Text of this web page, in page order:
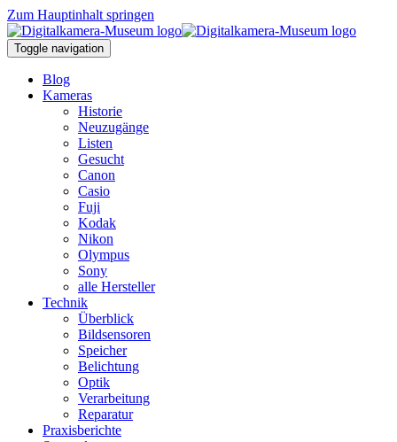
Zum Hauptinhalt springen
Toggle navigation
Blog
Kameras
Historie
Neuzugänge
Listen
Gesucht
Canon
Casio
Fuji
Kodak
Nikon
Olympus
Sony
alle Hersteller
Technik
Überblick
Bildsensoren
Speicher
Belichtung
Optik
Verarbeitung
Reparatur
Praxisberichte